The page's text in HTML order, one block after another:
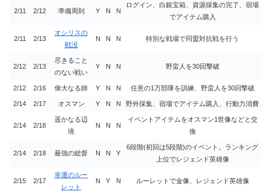
2/11 2/12 準備周到 Y N N
ログイン、白銀宝箱、資源採集の完了、宿場
でアイテム購入
2/11 2/13
オシリスの
戦没
N N N 特別な戦場で同盟対抗戦を行う
2/12 2/13
尽きること
のない戦い
Y N N 野蛮人を30回撃破
2/12 2/16 偉大なる師 Y N N 任意の1万部隊を訓練、野蛮人を30回撃破
2/14 2/17 オスマン Y N N 野外採集、宿場でアイテム購入、行動力消費
2/14 2/18
遥かなる辺
境
N N N
イベントアイテムをオスマン1世像などと交
換
2/14 2/18 最強の総督 N N Y
6段階(初回は5段階)のイベント。ランキング
上位でレジェンド英雄像
2/15 2/17
幸運のルー
レット
N Y N ルーレットで金像、レジェンド英雄像